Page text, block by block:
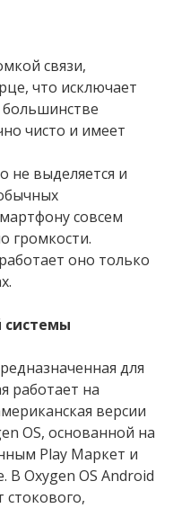
связи,
что исключает
большинстве
чисто и имеет
не выделяется и
совсем
громкости.
оно только
системы
для
работает на
версии
OS, основанной на
Play Маркет и
В Oxygen OS Android
стокового,